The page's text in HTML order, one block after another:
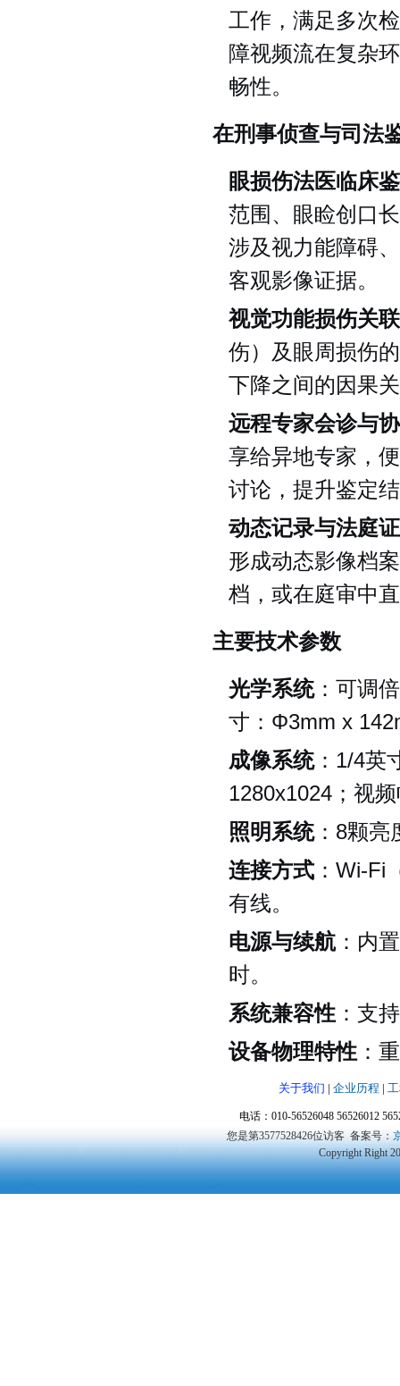
工作，满足多次
障视频流在复杂
畅性。
在刑事侦查与司法
眼损伤法医临床
范围、眼睑创口
涉及视力能障碍
客观影像证据。
视觉功能损伤关
伤）及眼周损伤
下降之间的因果
远程专家会诊与
享给异地专家，
讨论，提升鉴定
动态记录与法庭
形成动态影像档
档，或在庭审中
主要技术参数
光学系统：可调
寸：Φ3mm x
成像系统：1/4英
1280x1024；视
照明系统：8颗亮
连接方式 ：Wi-Fi
有线。
电源与续航：内
时。
系统兼容性 ：支
设备物理特性 ：
关于我们 | 企业历程 |
电话：010-56526048 56526012
您是第3577528426位访客 备案号：
Copyright Right